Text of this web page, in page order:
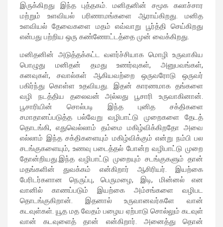
இருக்கிறது இந்த புத்தகம். மனிதனின் சமூக கலாச்சார
மற்றும் உளவியல் பரிணாமங்களை ஆராய்கிறது. மனித
உளவியல் தேவைகளை மதம் எவ்வாறு பூர்த்தி செய்கிறது
என்பது பற்றிய ஒரு கண்ணோட்டத்தை முன் வைக்கிறது.
மனிதனின் அடுத்தக்கட்ட வளர்ச்சியாக மொழி உருவாகிய
பொழுது மனிதன் தமது உணர்வுகள், அனுபவங்கள்,
கனவுகள், சவால்கள் ஆகியவற்றை ஒருவரோடு ஒருவர்
பகிர்ந்து கொள்ள உதவியது. இதன் காரணமாக தங்களை
வழி நடத்திய தலைவன் அல்லது பூசாரி உருவாகினான்.
பூசாரியின் சொல்படி இந்த புனித சக்திகளை
சமாதானப்படுத்த பல்வேறு வழிபாட்டு முறைகளை தேடத்
தொடங்கி, எதுவெல்லாம் தம்மை மகிழ்விக்கிறதோ அவை
எல்லாம் இந்த சக்திகளையும் மகிழ்விக்கும் என்று நம்பி பல
சடங்குகளையும், உணவு படைத்தல் போன்ற வழிபாட்டு முறை
தோன்றியது.இந்த வழிபாட்டு முறையும் சடங்குகளும் தான்
மதங்களின் துவக்கம் என்கிறார் ஆசிரியர். இயற்கை
பேரிடர்களான நெருப்பு, பெருமழை, இடி, மின்னல் என
வானில் காணப்படும் இயற்கை அம்சங்களை வழிபட
தொடங்குகிறான். இதனால் உருவானவர்களே வான்
கடவுள்கள். யூத மத வேதம் பழைய ஏற்பாடு சொல்லும் கடவுள்
வான் கடவுளைத் தான் என்கிறார். அனைத்து தொன்